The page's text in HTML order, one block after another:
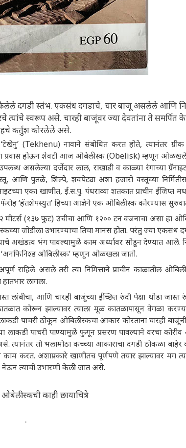
केलेले दगडी स्तंभ. एकसंध दगडाचे, चार बाजू असलेले आणि
त्यांचे स्वरूप असे. चारही बाजूंवर ज्या देवतांना ते
कर्तुश कोरलेले असे.
‘टेखेनु’ (Tekhenu) नावाने संबोधित करत होते, त्यानंतर ग्रीक
प्रवास होऊन शेवटी आज ओबेलीस्क (Obelisk) म्हणून ओळखले
असलेल्या दर्जेदार लाल, राखाडी व काळ्या रंगाच्या
आणि पुतळे, शिल्पे, शवपेट्या अशा हजारो वस्तूंच्या
एका खाणीत, ई.स.पु. पंधराव्या शतकात प्राचीन ईजिप्त
‘हॅतशेपस्युत’ हिच्या आज्ञेने एक ओबिलीस्क कोरण्यास
४२ मीटर्स (१३७ फुट) उंचीचा आणि १२०० टन वजनाचा असा हा
जोडीला उभारण्याचा तिचा मानस होता. परंतु ज्या एकसंध
अखंडत्व भंग पावल्यामुळे काम अर्ध्यावर सोडून देण्यात आले.
ओबिलीस्क’ म्हणून ओळखला जातो.
असले तरी त्या निमित्ताने प्राचीन काळातील
लागला.
आणि चारही बाजूंच्या ईच्छित रुंदी पेक्षा थोडा जास्त
कोरून झाल्यावर त्याला मूळ कातळापासून वेगळा
पाचरी ठोकून ओबिलीस्कचा आकार कोरताना चारही
लाकडी पाचरी पाण्यामुळे फुगून प्रसरण पावल्याने वरचा
तो भलामोठा कच्च्या आकाराचा दगडी ठोकळा बाहेर
काम करत. अशाप्रकारे खाणीतच पूर्णपणे तयार झाल्यावर मग
नेऊन त्याची उभारणी केली जात असे.
काही छायाचित्रे
.